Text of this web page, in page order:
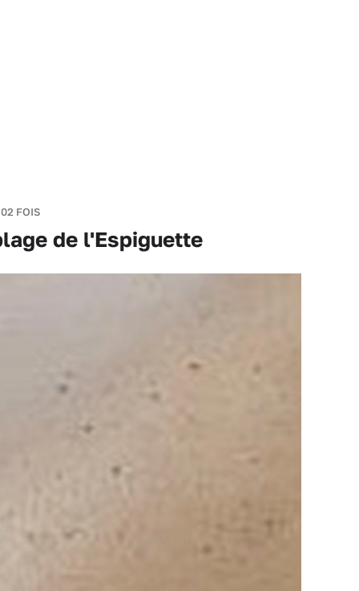
FOIS
de l'Espiguette